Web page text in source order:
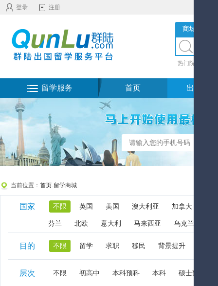
登录 注册
商城服务
热门院校
留学服务 首页 出国留学
当前位置： 首页-留学商城
国家 不限 英国 美国 澳大利亚 加拿大
芬兰 北欧 意大利 马来西亚 乌克兰
目的 不限 留学 求职 移民 背景提升
层次 不限 初高中 本科预科 本科 硕士预科